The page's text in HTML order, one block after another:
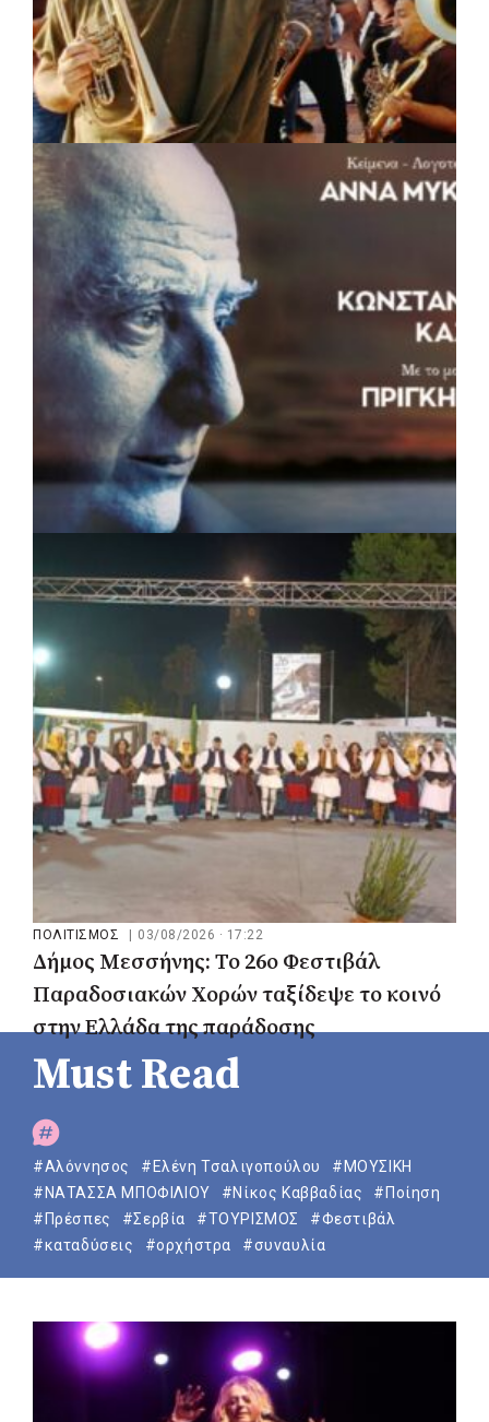
ιατροτεχνολογικός εξοπλισμός και
αναβάθμιση του ΚΕΦΙΑΠ Καρδίτσας
πριν από 4 μέρες
Δήμος Αθηναίων: 651 δημότες συμμετείχαν
στις δράσεις διατροφικής υποστήριξης
ΠΟΛΙΤΙΣΜΟΣ 05/08/2026 · 16:17
Η Marko Marković Orkestar στα
Αριστοτέλεια του Δήμου Αριστοτέλη
«Τραγουδάμε Καββαδία»:
Μουσικοποιητικό ταξίδι στην Κεντρική
Μακεδονία
ΠΟΛΙΤΙΣΜΟΣ | 03/08/2026 · 17:22
Δήμος Μεσσήνης: Το 26ο Φεστιβάλ
Παραδοσιακών Χορών ταξίδεψε το κοινό
στην Ελλάδα της παράδοσης
Must Read
#Αλόννησος #Ελένη Τσαλιγοπούλου
#ΜΟΥΣΙΚΗ
#ΝΑΤΑΣΣΑ ΜΠΟΦΙΛΙΟΥ
#Νίκος Καββαδίας
#Ποίηση
#Πρέσπες
#Σερβία #ΤΟΥΡΙΣΜΟΣ
#Φεστιβάλ
#καταδύσεις
#ορχήστρα #συναυλία